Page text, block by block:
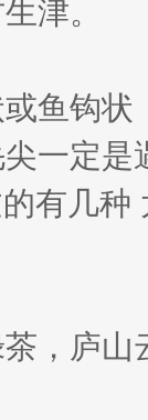
津。
鱼钩
一定
，庐